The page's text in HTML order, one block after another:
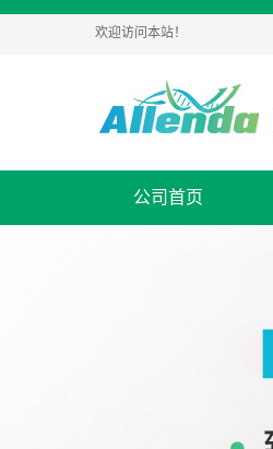
欢迎访问本站！
公司首页